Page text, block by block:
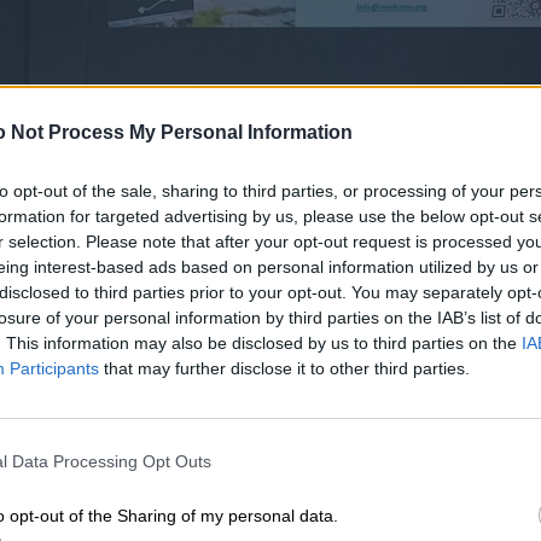
Not Process My Personal Information
opt-out of the sale, sharing to third parties, or processing of your
for targeted advertising by us, please use the below opt-out
selection. Please note that after your opt-out request is processed
interest-based ads based on personal information utilized by us
to third parties prior to your opt-out. You may separately
of your personal information by third parties on the IAB’s list of
This information may also be disclosed by us to third parties on the
Participants that may further disclose it to other third parties.
Data Processing Opt Outs
opt-out of the Sharing of my personal data.
της ΑΕΝΟΛ) και ο κ. Μιχαήλ Άγγελος
βιώσιμης τουριστικής ανάπτυξης μέσα
και την προσαρμογή στις νέες ανάγκες του